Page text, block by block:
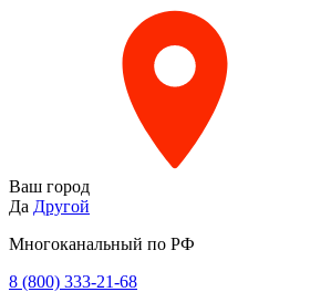
Ваш город
Да Другой
Многоканальный по РФ
8 (800) 333‑21-68